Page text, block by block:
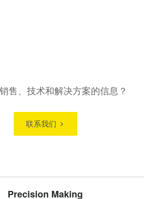
售、技术和解决方案的信息？
联系我们
Precision Making